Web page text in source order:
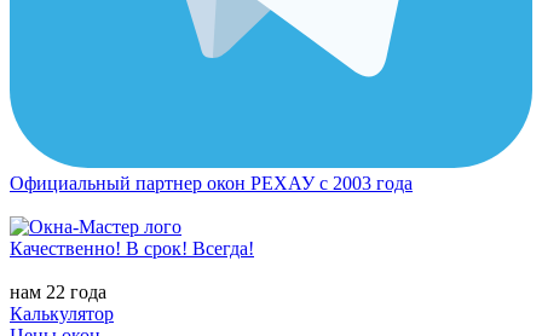
Официальный партнер окон РЕХАУ с 2003 года
Качественно! В срок! Всегда!
нам 22 года
Калькулятор